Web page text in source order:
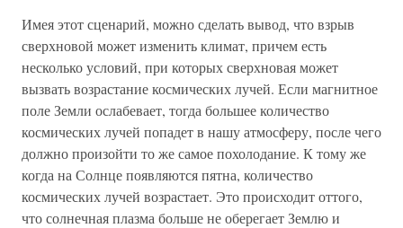
Имея этот сценарий, можно сделать вывод, что взрыв
сверхновой может изменить климат, причем есть
несколько условий, при которых сверхновая может
вызвать возрастание космических лучей. Если магнитное
поле Земли ослабевает, тогда большее количество
космических лучей попадет в нашу атмосферу, после чего
должно произойти то же самое похолодание. К тому же
когда на Солнце появляются пятна, количество
космических лучей возрастает. Это происходит оттого,
что солнечная плазма больше не оберегает Землю и